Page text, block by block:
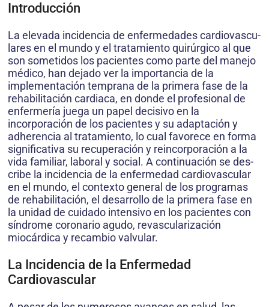
Introducción
La elevada incidencia de enfermedades cardiovascu­
lares en el mundo y el tratamiento quirúrgico al que
son sometidos los pacientes como parte del manejo
médico, han dejado ver la importancia de la
implementa­ción temprana de la primera fase de la
rehabilitación car­diaca, en donde el profesional de
enfermería juega un papel decisivo en la
incorporación de los pacientes y su adaptación y
adherencia al tratamiento, lo cual favorece en forma
significativa su recuperación y reincorporación a la
vida familiar, laboral y social. A continuación se des­
cribe la incidencia de la enfermedad cardiovascular
en el mundo, el contexto general de los programas
de rehabi­litación, el desarrollo de la primera fase en
la unidad de cuidado intensivo en los pacientes con
síndrome corona­rio agudo, revascularización
miocárdica y recambio val­vular.
La Incidencia de la Enfermedad
Cardiovascular